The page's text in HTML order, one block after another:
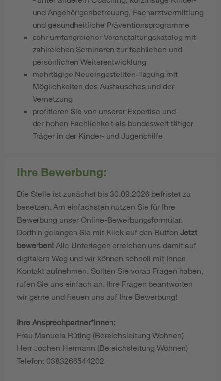
und Angehörigenbetreuung, Facharztvermittlung
und gesundheitliche Präventionsprogramme
sehr umfangreicher Veranstaltungskatalog mit
zahlreichen Seminaren zur fachlichen und
persönlichen Weiterentwicklung
mehrtägige Neueingestellten-Tagung mit
Möglichkeiten des Austausches und der
Vernetzung
profitieren Sie von unserer Expertise und
der hohen Fachlichkeit als bundesweit tätiger
Träger in der Kinder- und Jugendhilfe
Ihre Bewerbung:
Die Stelle ist zunächst bis 30.09.2026 befristet zu
besetzen. Am einfachsten nutzen Sie für Ihre
Bewerbung unser Online-Bewerbungsformular.
Dorthin gelangen Sie mit Klick auf den Button Jetzt
bewerben! Alle Unterlagen erreichen uns damit auf
digitalem Weg und wir können schnell mit Ihnen
Kontakt aufnehmen. Sollten Sie vorab Fragen haben,
rufen Sie uns einfach an. Ihre Fragen beantworten
wir gerne und freuen uns auf Ihre Bewerbung!
Ihre Ansprechpartner*innen:
Frau Manuela Rüting (Bereichsleitung Wohnen)
Herr Jochen Hermann (Bereichsleitung Wohnen)
Telefon: 0383266544202